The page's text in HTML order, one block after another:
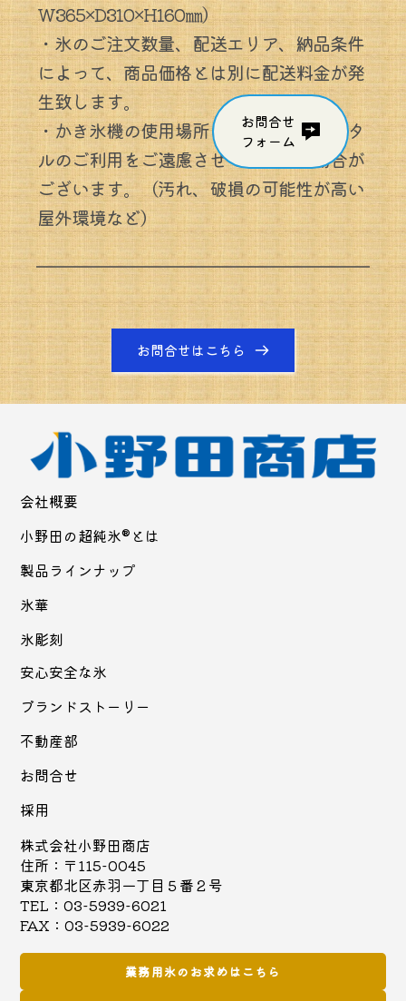
お問合せ
フォーム
W365×D310×H160㎜）
・氷のご注文数量、配送エリア、納品条件
によって、商品価格とは別に配送料金が発
生致します。
・かき氷機の使用場所によっては、レンタ
ルのご利用をご遠慮させていただく場合が
ございます。（汚れ、破損の可能性が高い
屋外環境など）
お問合せはこちら
会社概要
小野田の超純氷®とは
製品ラインナップ
氷華
氷彫刻
安心安全な氷
ブランドストーリー
不動産部
お問合せ
採用
株式会社小野田商店
住所：〒115-0045
東京都北区赤羽一丁目５番２号
TEL：03-5939-6021
FAX：03-5939-6022
業務用氷のお求めはこちら